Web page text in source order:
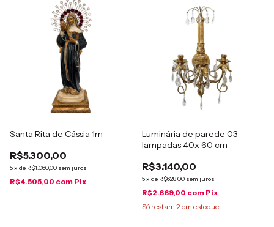
Santa Rita de Cássia 1m
R$5.300,00
5x de R$1.060,00 sem juros
R$4.505,00 com Pix
Luminária de parede 03
lampadas 40x 60 cm
R$3.140,00
5x de R$628,00 sem juros
R$2.669,00 com Pix
Só restam 2em estoque!